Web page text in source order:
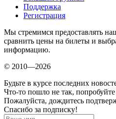
Поддержка
Регистрация
Мы стремимся предоставлять
сравнить цены на билеты и
информацию.
© 2010—2026
Будьте в курсе последних
Что-то пошло не так,
Пожалуйста, дождитесь
Спасибо за подписку!